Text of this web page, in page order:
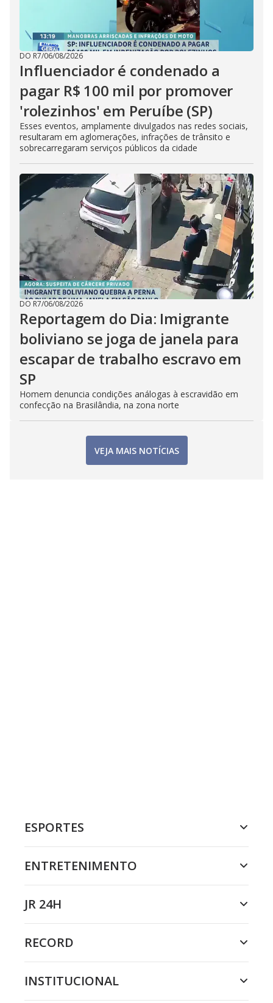
DO R7/06/08/2026
Influenciador é condenado a
pagar R$ 100 mil por promover
'rolezinhos' em Peruíbe (SP)
Esses eventos, amplamente divulgados nas redes sociais,
resultaram em aglomerações, infrações de trânsito e
sobrecarregaram serviços públicos da cidade
DO R7/06/08/2026
Reportagem do Dia: Imigrante
boliviano se joga de janela para
escapar de trabalho escravo em
SP
Homem denuncia condições análogas à escravidão em
confecção na Brasilândia, na zona norte
VEJA MAIS NOTÍCIAS
ESPORTES
ENTRETENIMENTO
JR 24H
RECORD
INSTITUCIONAL